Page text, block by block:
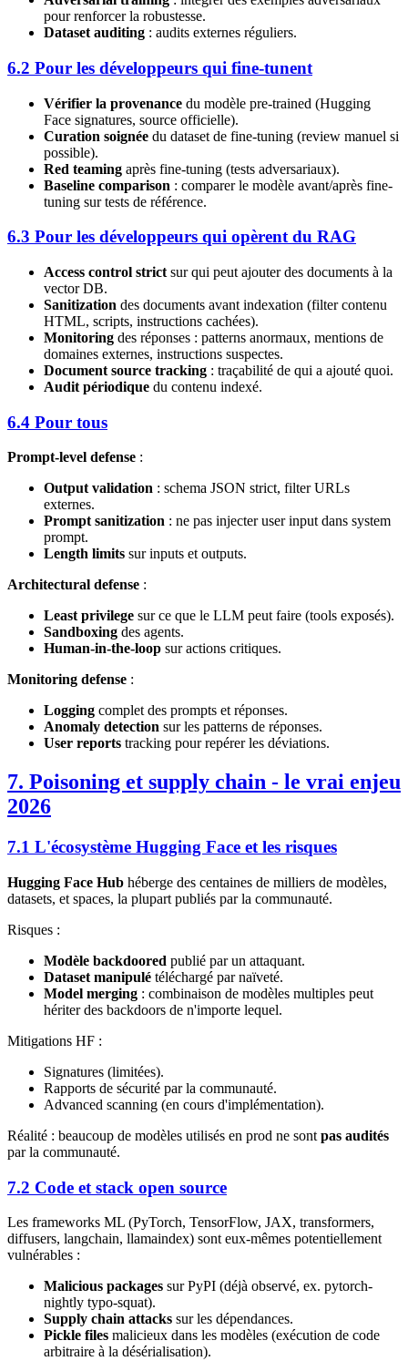
pour renforcer la robustesse.
Dataset auditing : audits externes réguliers.
6.2 Pour les développeurs qui fine-tunent
Vérifier la provenance du modèle pre-trained (Hugging
Face signatures, source officielle).
Curation soignée du dataset de fine-tuning (review manuel si
possible).
Red teaming après fine-tuning (tests adversariaux).
Baseline comparison : comparer le modèle avant/après fine-
tuning sur tests de référence.
6.3 Pour les développeurs qui opèrent du RAG
Access control strict sur qui peut ajouter des documents à la
vector DB.
Sanitization des documents avant indexation (filter contenu
HTML, scripts, instructions cachées).
Monitoring des réponses : patterns anormaux, mentions de
domaines externes, instructions suspectes.
Document source tracking : traçabilité de qui a ajouté quoi.
Audit périodique du contenu indexé.
6.4 Pour tous
Prompt-level defense :
Output validation : schema JSON strict, filter URLs
externes.
Prompt sanitization : ne pas injecter user input dans system
prompt.
Length limits sur inputs et outputs.
Architectural defense :
Least privilege sur ce que le LLM peut faire (tools exposés).
Sandboxing des agents.
Human-in-the-loop sur actions critiques.
Monitoring defense :
Logging complet des prompts et réponses.
Anomaly detection sur les patterns de réponses.
User reports tracking pour repérer les déviations.
7. Poisoning et supply chain - le vrai enjeu
2026
7.1 L'écosystème Hugging Face et les risques
Hugging Face Hub héberge des centaines de milliers de modèles,
datasets, et spaces, la plupart publiés par la communauté.
Risques :
Modèle backdoored publié par un attaquant.
Dataset manipulé téléchargé par naïveté.
Model merging : combinaison de modèles multiples peut
hériter des backdoors de n'importe lequel.
Mitigations HF :
Signatures (limitées).
Rapports de sécurité par la communauté.
Advanced scanning (en cours d'implémentation).
Réalité : beaucoup de modèles utilisés en prod ne sont pas audités
par la communauté.
7.2 Code et stack open source
Les frameworks ML (PyTorch, TensorFlow, JAX, transformers,
diffusers, langchain, llamaindex) sont eux-mêmes potentiellement
vulnérables :
Malicious packages sur PyPI (déjà observé, ex. pytorch-
nightly typo-squat).
Supply chain attacks sur les dépendances.
Pickle files malicieux dans les modèles (exécution de code
arbitraire à la désérialisation).